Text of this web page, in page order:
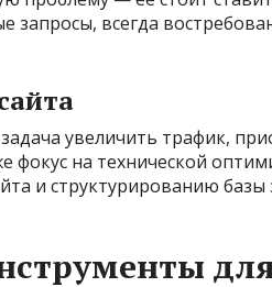
запросы, всегда
увеличить трафик,
фокус на технической
и структурированию базы